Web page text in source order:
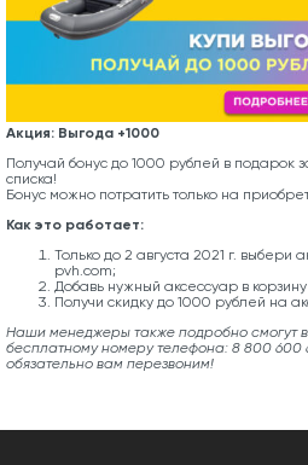
Акция: Выгода +1000
Получай бонус до 1000 рублей в подарок
списка!
Бонус можно потратить только на
Как это работает:
Только до 2 августа 2021 г.
pvh.com;
Добавь нужный аксессуар в корзину
Получи скидку до 1000 рублей на
Наши менеджеры также подробно смогут
бесплатному номеру телефона: 8 800 600
обязательно вам перезвоним!